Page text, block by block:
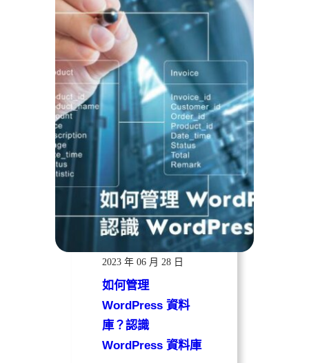
2023 年 06 月 28 日
如何管理
WordPress 資料
庫？認識
WordPress 資料庫